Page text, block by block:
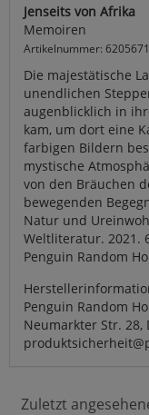
Jenseits von Afrika
Memoiren
Artikelnummer: 6205671
Die majestätische
unendlichen
augenblicklich in
kam, um dort eine
farbigen Bildern
mystische
von den Bräuchen
bewegenden
Natur und
Weltliteratur. 2021.
Penguin Random
Penguin Random
Neumarkter Str. 28,
Zuletzt